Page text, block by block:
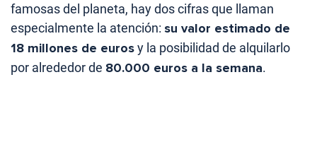
famosas del planeta, hay dos cifras que llaman
especialmente la atención: su valor estimado de
18 millones de eurosy la posibilidad de alquilarlo
por alrededor de 80.000 euros a la semana.